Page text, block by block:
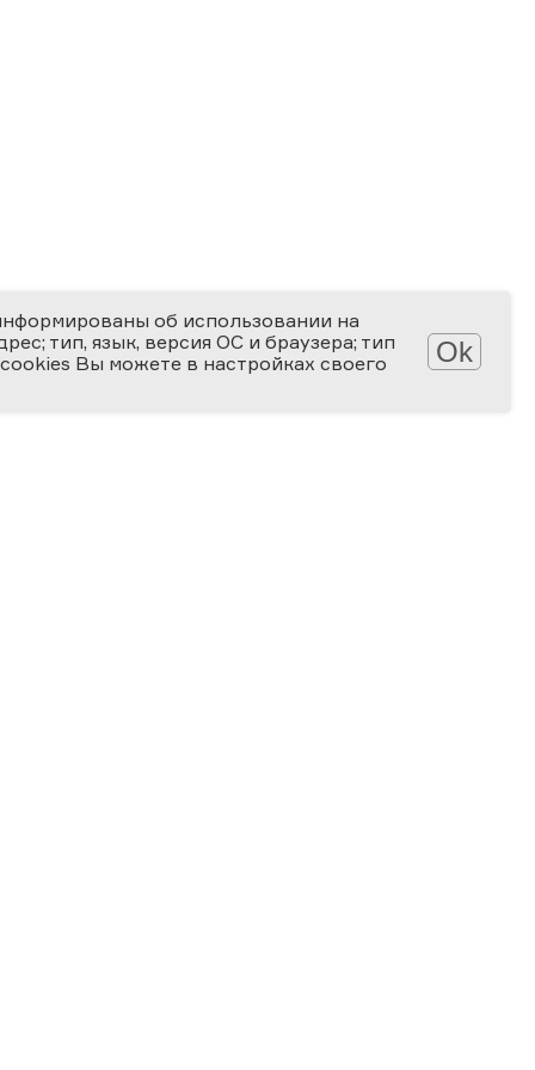
об использовании на
тип, язык, версия ОС и браузера; тип
Вы можете в настройках своего
Ok